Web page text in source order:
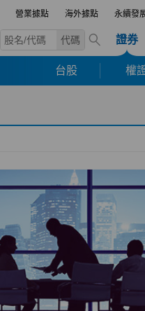
營業據點 海外據點 永續發
代碼 證券
台股 權